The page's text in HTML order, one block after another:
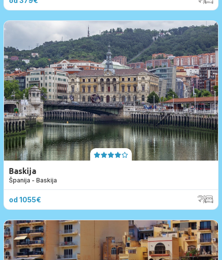
Baskija
Španija - Baskija
od 1055€